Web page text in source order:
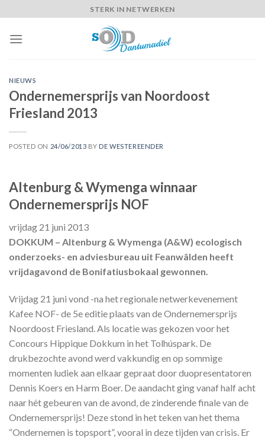
to
content
STERK IN NETWERKEN
NIEUWS
Ondernemersprijs van Noordoost
Friesland 2013
POSTED ON 24/06/2013 BY DE WESTEREENDER
Altenburg & Wymenga winnaar
Ondernemersprijs NOF
vrijdag 21 juni 2013
DOKKUM – Altenburg & Wymenga (A&W) ecologisch
onderzoeks- en adviesbureau uit Feanwâlden heeft
vrijdagavond de Bonifatiusbokaal gewonnen.
Vrijdag 21 juni vond -na het regionale netwerkevenement
Kafee NOF- de 5e editie plaats van de Ondernemersprijs
Noordoost Friesland. Als locatie was gekozen voor het
Concours Hippique Dokkum in het Tolhúspark. De
drukbezochte avond werd vakkundig en op sommige
momenten ludiek aan elkaar gepraat door duopresentatoren
Dennis Koers en Harm Boer. De aandacht ging vanaf half acht
naar hét gebeuren van de avond, de zinderende finale van de
Ondernemersprijs! Deze stond in het teken van het thema
“Ondernemen is topsport”, vooral in deze tijden van crisis. Er